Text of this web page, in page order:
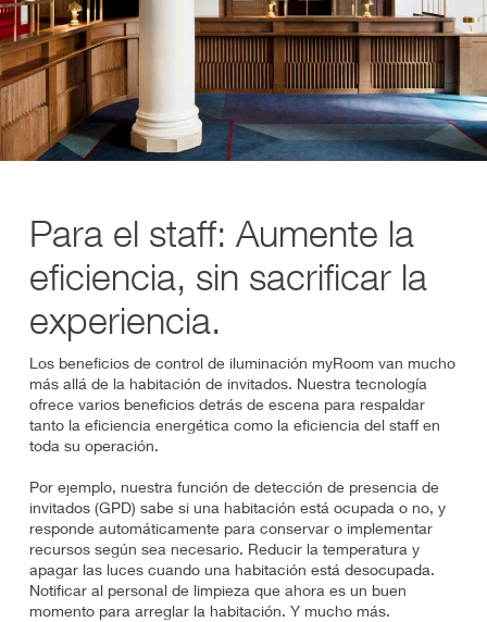
Para el staff: Aumente la
eficiencia, sin sacrificar la
experiencia.
Los beneficios de control de iluminación myRoom van mucho
más allá de la habitación de invitados. Nuestra tecnología
ofrece varios beneficios detrás de escena para respaldar
tanto la eficiencia energética como la eficiencia del staff en
toda su operación.
Por ejemplo, nuestra función de detección de presencia de
invitados (GPD) sabe si una habitación está ocupada o no, y
responde automáticamente para conservar o implementar
recursos según sea necesario. Reducir la temperatura y
apagar las luces cuando una habitación está desocupada.
Notificar al personal de limpieza que ahora es un buen
momento para arreglar la habitación. Y mucho más.